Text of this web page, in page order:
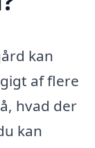
kan
af flere
hvad der
kan